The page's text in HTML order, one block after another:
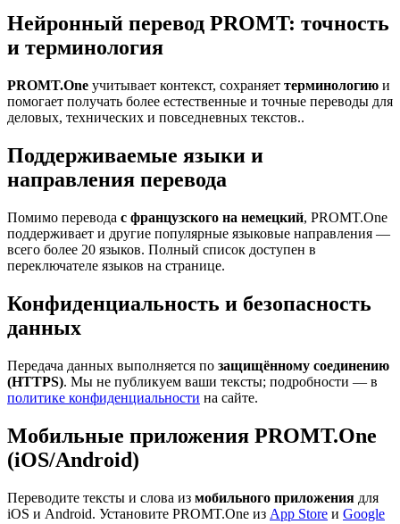
Нейронный перевод PROMT: точность
и терминология
PROMT.One учитывает контекст, сохраняет терминологию и
помогает получать более естественные и точные переводы для
деловых, технических и повседневных текстов..
Поддерживаемые языки и
направления перевода
Помимо перевода с французского на немецкий, PROMT.One
поддерживает и другие популярные языковые направления —
всего более 20 языков. Полный список доступен в
переключателе языков на странице.
Конфиденциальность и безопасность
данных
Передача данных выполняется по защищённому соединению
(HTTPS). Мы не публикуем ваши тексты; подробности — в
политике конфиденциальности на сайте.
Мобильные приложения PROMT.One
(iOS/Android)
Переводите тексты и слова из мобильного приложения для
iOS и Android. Установите PROMT.One из App Store и Google